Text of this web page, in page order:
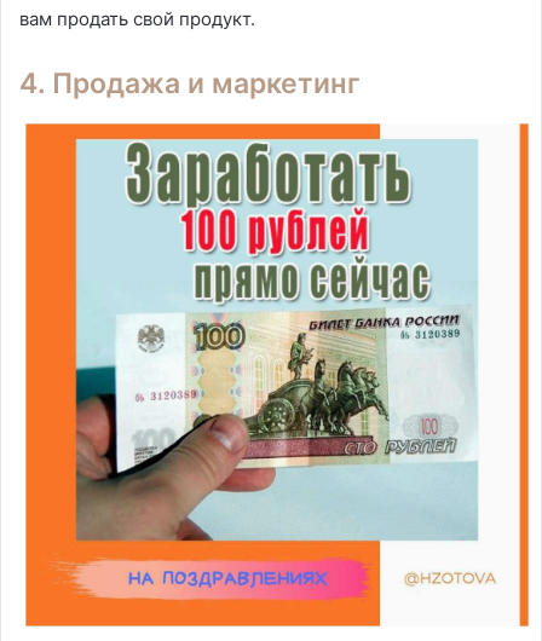
вам продать свой продукт.
4. Продажа и маркетинг